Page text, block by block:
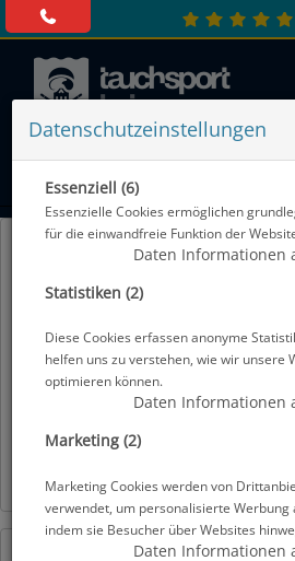
Datenschutzeinstellungen
Essenziell (6)
Essenzielle Cookies ermöglichen
für die einwandfreie Funktion der
Daten Informationen
Statistiken (2)
Diese Cookies erfassen anonyme
helfen uns zu verstehen, wie wir unsere
optimieren können.
Daten Informationen
Marketing (2)
Marketing Cookies werden von
verwendet, um personalisierte Werbung
indem sie Besucher über Websites
Daten Informationen